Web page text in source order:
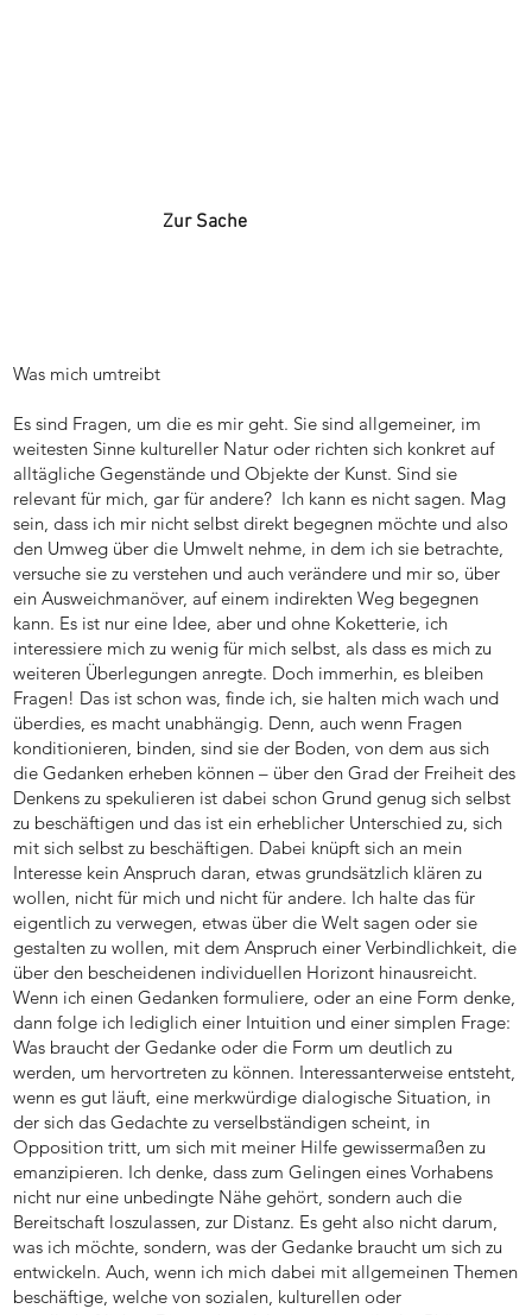
Zur Sache
Was mich umtreibt
Es sind Fragen, um die es mir geht. Sie sind allgemeiner, im
weitesten Sinne kultureller Natur oder richten sich konkret auf
alltägliche Gegenstände und Objekte der Kunst. Sind sie
relevant für mich, gar für andere? Ich kann es nicht sagen. Mag
sein, dass ich mir nicht selbst direkt begegnen möchte und also
den Umweg über die Umwelt nehme, in dem ich sie betrachte,
versuche sie zu verstehen und auch verändere und mir so, über
ein Ausweichmanöver, auf einem indirekten Weg begegnen
kann. Es ist nur eine Idee, aber und ohne Koketterie, ich
interessiere mich zu wenig für mich selbst, als dass es mich zu
weiteren Überlegungen anregte. Doch immerhin, es bleiben
Fragen! Das ist schon was, finde ich, sie halten mich wach und
überdies, es macht unabhängig. Denn, auch wenn Fragen
konditionieren, binden, sind sie der Boden, von dem aus sich
die Gedanken erheben können – über den Grad der Freiheit des
Denkens zu spekulieren ist dabei schon Grund genug sich selbst
zu beschäftigen und das ist ein erheblicher Unterschied zu, sich
mit sich selbst zu beschäftigen. Dabei knüpft sich an mein
Interesse kein Anspruch daran, etwas grundsätzlich klären zu
wollen, nicht für mich und nicht für andere. Ich halte das für
eigentlich zu verwegen, etwas über die Welt sagen oder sie
gestalten zu wollen, mit dem Anspruch einer Verbindlichkeit, die
über den bescheidenen individuellen Horizont hinausreicht.
Wenn ich einen Gedanken formuliere, oder an eine Form denke,
dann folge ich lediglich einer Intuition und einer simplen Frage:
Was braucht der Gedanke oder die Form um deutlich zu
werden, um hervortreten zu können. Interessanterweise entsteht,
wenn es gut läuft, eine merkwürdige dialogische Situation, in
der sich das Gedachte zu verselbständigen scheint, in
Opposition tritt, um sich mit meiner Hilfe gewissermaßen zu
emanzipieren. Ich denke, dass zum Gelingen eines Vorhabens
nicht nur eine unbedingte Nähe gehört, sondern auch die
Bereitschaft loszulassen, zur Distanz. Es geht also nicht darum,
was ich möchte, sondern, was der Gedanke braucht um sich zu
entwickeln. Auch, wenn ich mich dabei mit allgemeinen Themen
beschäftige, welche von sozialen, kulturellen oder